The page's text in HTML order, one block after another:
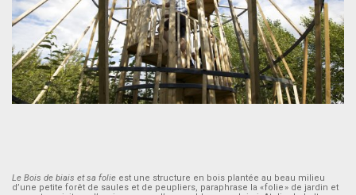
Le Bois de biais et sa folie est une structure en bois plantée au beau milieu
d’une petite forêt de saules et de peupliers, paraphrase la « folie » de jardin et